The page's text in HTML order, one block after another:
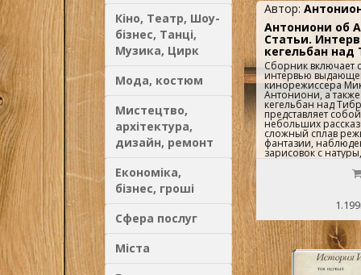
Кіно, Театр, Шоу-
бізнес, Танці,
Музика, Цирк
Мода, костюм
Мистецтво,
архітектура,
дизайн, ремонт
Економіка,
бізнес, гроші
Сфера послуг
Міста
Автор:
Антониони об
Статьи.
кегельбан над
Сборник включает
интервью
кинорежиссера
Антониони, а также
кегельбан над
представляет
небольших
сложный сплав
фантазии,
зарисовок с
Антониони видит
еще не снятых
литературные
Антониони.
В.Е.Баскакова. ..